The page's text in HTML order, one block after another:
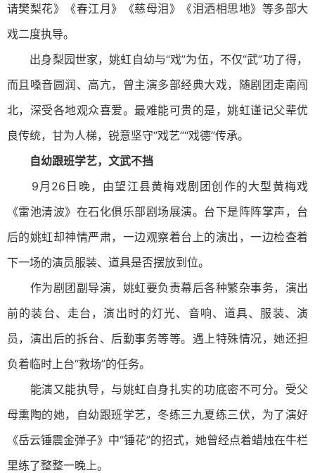
请樊梨花》《春江月》《慈母泪》《泪洒相思地》等多部大
戏二度执导。
出身梨园世家，姚虹自幼与“戏”为伍，不仅“武”功了得，
而且嗓音圆润、高亢，曾主演多部经典大戏，随剧团走南闯
北，深受各地观众喜爱。最难能可贵的是，姚虹谨记父辈优
良传统，甘为人梯，锐意坚守“戏艺”“戏德”传承。
自幼跟班学艺，文武不挡
9月26日晚，由望江县黄梅戏剧团创作的大型黄梅戏
《雷池清波》在石化俱乐部剧场展演。台下是阵阵掌声，台
后的姚虹却神情严肃，一边观察着台上的演出，一边检查着
下一场的演员服装、道具是否摆放到位。
作为剧团副导演，姚虹要负责幕后各种繁杂事务，演出
前的装台、走台，演出时的灯光、音响、道具、服装、演
员，演出后的拆台、后勤事务等等。遇上特殊情况，她还担
负着临时上台“救场”的任务。
能演又能执导，与姚虹自身扎实的功底密不可分。受父
母熏陶的她，自幼跟班学艺，冬练三九夏练三伏，为了演好
《岳云锤震金弹子》中“锤花”的招式，她曾经点着蜡烛在牛栏
里练了整整一晚上。